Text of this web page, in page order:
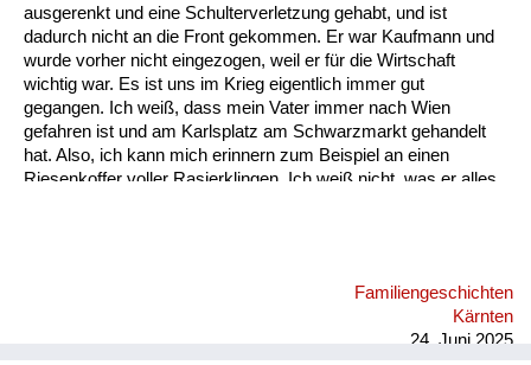
Frauen, Mütter, Kinder
Versorgung
Heimkehrer
Fluchtgeschichten
Wiederaufbau und
ausgerenkt und eine Schulterverletzung gehabt, und ist
dadurch nicht an die Front gekommen. Er war Kaufmann und
wurde vorher nicht eingezogen, weil er für die Wirtschaft
wichtig war. Es ist uns im Krieg eigentlich immer gut
gegangen. Ich weiß, dass mein Vater immer nach Wien
gefahren ist und am Karlsplatz am Schwarzmarkt gehandelt
hat. Also, ich kann mich erinnern zum Beispiel an einen
Riesenkoffer voller Rasierklingen. Ich weiß nicht, was er alles
Familiengeschichten
Kärnten
24. Juni 2025